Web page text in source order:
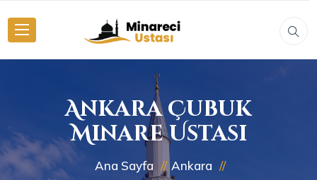
Ankara Çubuk
Minare Ustası
Ana Sayfa Ankara